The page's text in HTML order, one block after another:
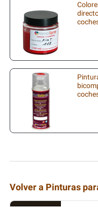
Volver a Pinturas